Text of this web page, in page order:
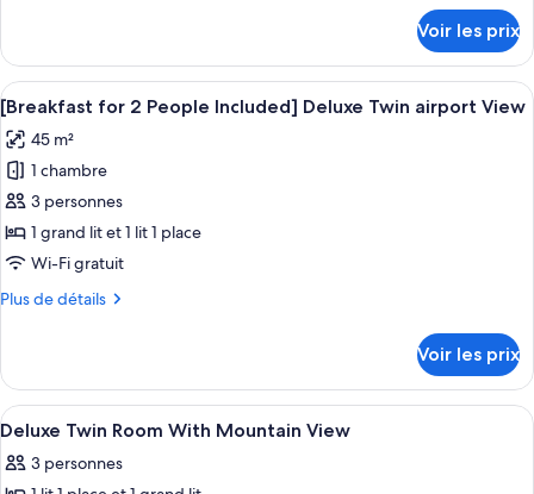
View
le
type
de
chambre
Deluxe
Twin
Mountain
View
Voir les prix
Afficher
toutes
les
photos
pour
ce
type
chambre :
2
People
Included]
Deluxe
Une chambre d’hôtel avec un
10
[Breakfast for 2 People Included] Deluxe Twin airport View
45 m²
1 chambre
3 personnes
1 grand lit et 1 lit 1 place
Wi-Fi gratuit
Plus de détails
Plus
le
type
de
[Breakfast
Voir les prix
Afficher
toutes
les
Literie de qualité supérieure, bureau,
11
Deluxe Twin Room With Mountain View
3 personnes